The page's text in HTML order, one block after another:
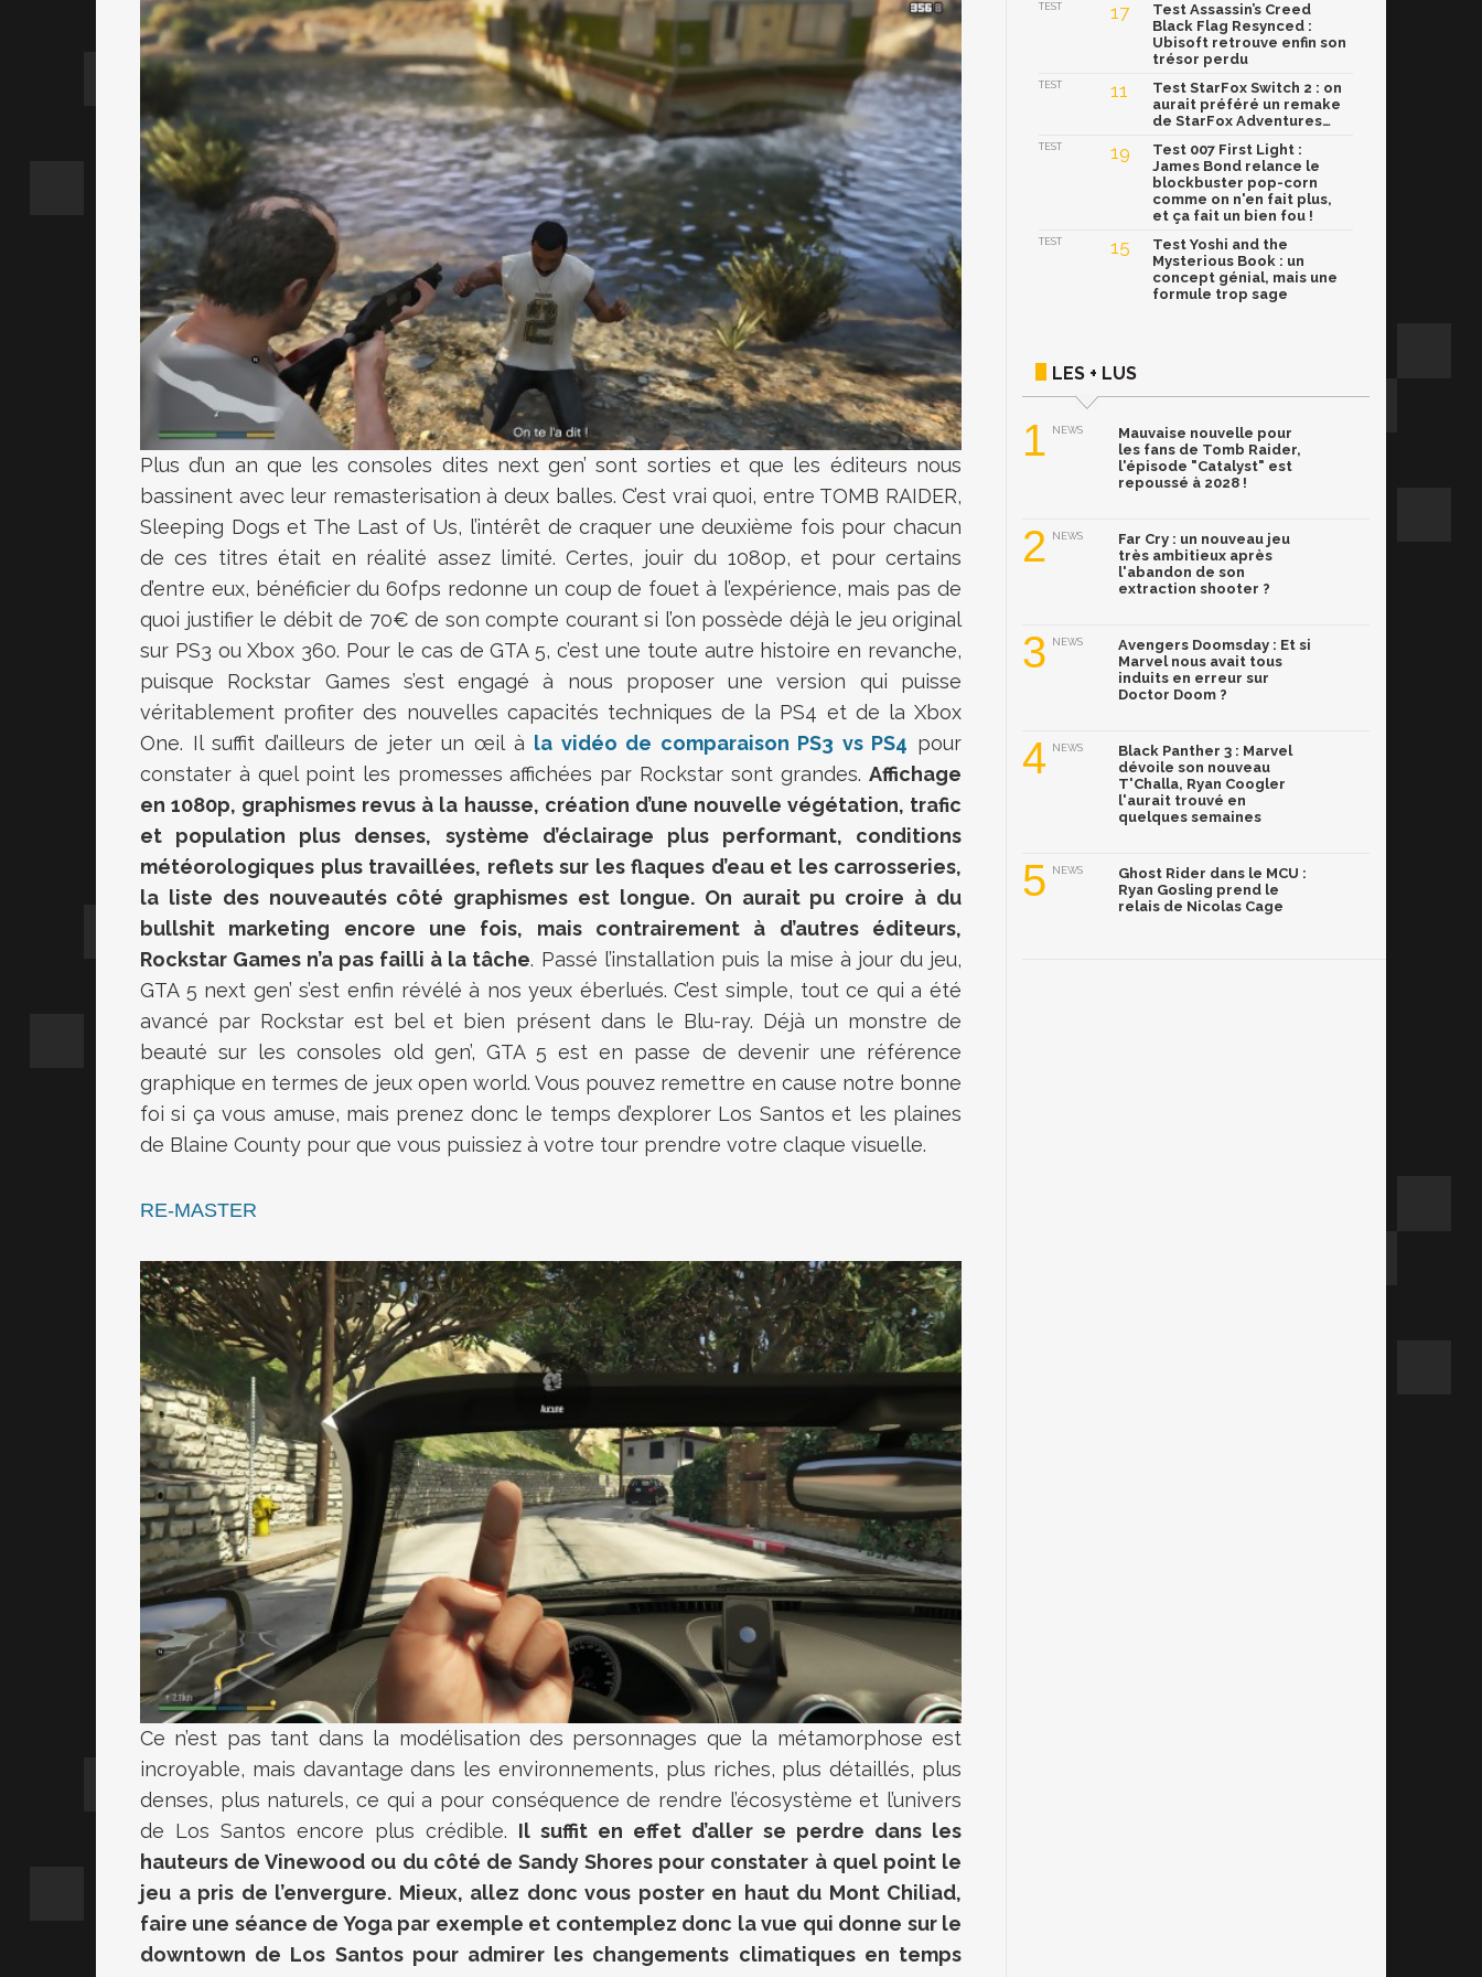
Plus d’un an que les consoles dites next gen’ sont sorties et que les éditeurs nous
bassinent avec leur remasterisation à deux balles. C’est vrai quoi, entre TOMB RAIDER,
Sleeping Dogs et The Last of Us, l’intérêt de craquer une deuxième fois pour chacun
de ces titres était en réalité assez limité. Certes, jouir du 1080p, et pour certains
d’entre eux, bénéficier du 60fps redonne un coup de fouet à l’expérience, mais pas de
quoi justifier le débit de 70€ de son compte courant si l’on possède déjà le jeu original
sur PS3 ou Xbox 360. Pour le cas de GTA 5, c’est une toute autre histoire en revanche,
puisque Rockstar Games s’est engagé à nous proposer une version qui puisse
véritablement profiter des nouvelles capacités techniques de la PS4 et de la Xbox
One. Il suffit d’ailleurs de jeter un œil à la vidéo de comparaison PS3 vs PS4 pour
constater à quel point les promesses affichées par Rockstar sont grandes. Affichage
en 1080p, graphismes revus à la hausse, création d’une nouvelle végétation, trafic
et population plus denses, système d’éclairage plus performant, conditions
météorologiques plus travaillées, reflets sur les flaques d’eau et les carrosseries,
la liste des nouveautés côté graphismes est longue. On aurait pu croire à du
bullshit marketing encore une fois, mais contrairement à d’autres éditeurs,
Rockstar Games n’a pas failli à la tâche. Passé l’installation puis la mise à jour du jeu,
GTA 5 next gen’ s’est enfin révélé à nos yeux éberlués. C’est simple, tout ce qui a été
avancé par Rockstar est bel et bien présent dans le Blu-ray. Déjà un monstre de
beauté sur les consoles old gen’, GTA 5 est en passe de devenir une référence
graphique en termes de jeux open world. Vous pouvez remettre en cause notre bonne
foi si ça vous amuse, mais prenez donc le temps d’explorer Los Santos et les plaines
de Blaine County pour que vous puissiez à votre tour prendre votre claque visuelle.
RE-MASTER
Ce n’est pas tant dans la modélisation des personnages que la métamorphose est
incroyable, mais davantage dans les environnements, plus riches, plus détaillés, plus
denses, plus naturels, ce qui a pour conséquence de rendre l’écosystème et l’univers
de Los Santos encore plus crédible. Il suffit en effet d’aller se perdre dans les
hauteurs de Vinewood ou du côté de Sandy Shores pour constater à quel point le
jeu a pris de l’envergure. Mieux, allez donc vous poster en haut du Mont Chiliad,
faire une séance de Yoga par exemple et contemplez donc la vue qui donne sur le
downtown de Los Santos pour admirer les changements climatiques en temps
TEST 17
Test Assassin’s Creed
Black Flag Resynced :
Ubisoft retrouve enfin son
trésor perdu
TEST 11
Test StarFox Switch 2 : on
aurait préféré un remake
de StarFox Adventures…
TEST 19
Test 007 First Light :
James Bond relance le
blockbuster pop-corn
comme on n'en fait plus,
et ça fait un bien fou !
TEST 15
Test Yoshi and the
Mysterious Book : un
concept génial, mais une
formule trop sage
LES + LUS
1 NEWS
Mauvaise nouvelle pour
les fans de Tomb Raider,
l'épisode "Catalyst" est
repoussé à 2028 !
2 NEWS
Far Cry : un nouveau jeu
très ambitieux après
l'abandon de son
extraction shooter ?
3 NEWS
Avengers Doomsday : Et si
Marvel nous avait tous
induits en erreur sur
Doctor Doom ?
4 NEWS
Black Panther 3 : Marvel
dévoile son nouveau
T'Challa, Ryan Coogler
l'aurait trouvé en
quelques semaines
5 NEWS
Ghost Rider dans le MCU :
Ryan Gosling prend le
relais de Nicolas Cage